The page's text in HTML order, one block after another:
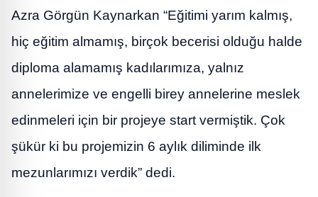
Azra Görgün Kaynarkan “Eğitimi yarım kalmış,
hiç eğitim almamış, birçok becerisi olduğu halde
diploma alamamış kadılarımıza, yalnız
annelerimize ve engelli birey annelerine meslek
edinmeleri için bir projeye start vermiştik. Çok
şükür ki bu projemizin 6 aylık diliminde ilk
mezunlarımızı verdik” dedi.